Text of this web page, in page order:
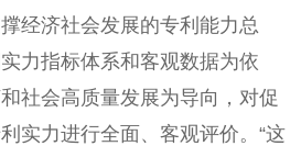
济社会发展的专利能力总
力指标体系和客观数据为依
社会高质量发展为导向，对促
实力进行全面、客观评价。“这